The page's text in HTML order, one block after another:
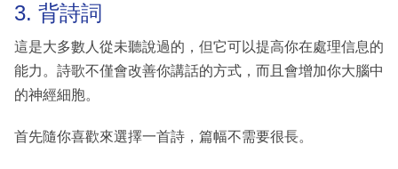
3. 背詩詞
這是大多數人從未聽說過的，但它可以提高你在處理信息的
能力。詩歌不僅會改善你講話的方式，而且會增加你大腦中
的神經細胞。
首先隨你喜歡來選擇一首詩，篇幅不需要很長。